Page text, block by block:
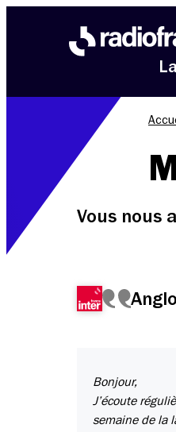
Vous nous
Bonjour,
J’écoute
semaine de la